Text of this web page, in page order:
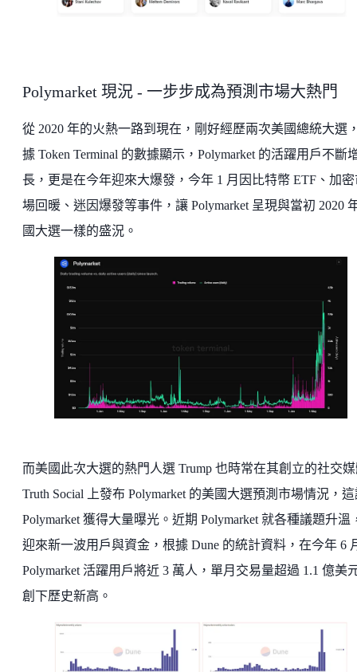
Polymarket 現況 - 一步步成為預測市場大熱門
從 2020 年的火熱一路到現在，剛好經歷兩次美國總統大選
據 Token Terminal 的數據顯示，Polymarket 的活躍用戶不斷
長，更是在今年迎來大爆發，今年 1 月因比特幣 ETF、加密
場回暖、迷因爆發等事件，讓 Polymarket 呈現與當初 2020
國大選一樣的盛況。
而美國此次大選的熱門人選 Trump 也時常在其創立的社交
Truth Social 上發布 Polymarket 的美國大選預測市場情況，
Polymarket 獲得大量曝光。近期 Polymarket 就各種議題升溫
迎來新一波用戶與資金，根據 Dune 的統計資料，在今年 6
Polymarket 活躍用戶將近 3 萬人，單月交易量超過 1.1 億美
創下歷史新高。